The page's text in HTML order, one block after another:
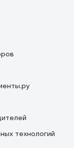
технологий